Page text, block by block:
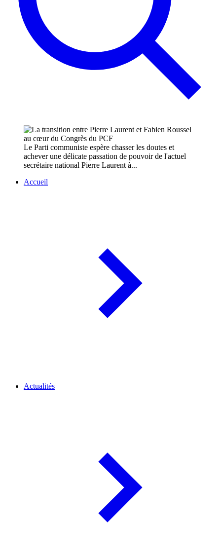
Le Parti communiste espère chasser les doutes et
achever une délicate passation de pouvoir de l'actuel
secrétaire national Pierre Laurent à...
Accueil
Actualités